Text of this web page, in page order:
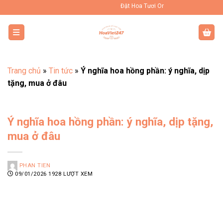
qua
dung
Đặt Hoa Tươi Online Uy Tín Toàn Quốc
Trang chủ » Tin tức » Ý nghĩa hoa hồng phần: ý nghĩa, dịp
tặng, mua ở đâu
Ý nghĩa hoa hồng phần: ý nghĩa, dịp tặng,
mua ở đâu
PHAN TIEN
09/01/20261928 LƯỢT XEM